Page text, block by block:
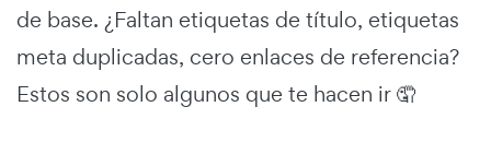
de base. ¿Faltan etiquetas de título, etiquetas
meta duplicadas, cero enlaces de referencia?
Estos son solo algunos que te hacen ir 🤦